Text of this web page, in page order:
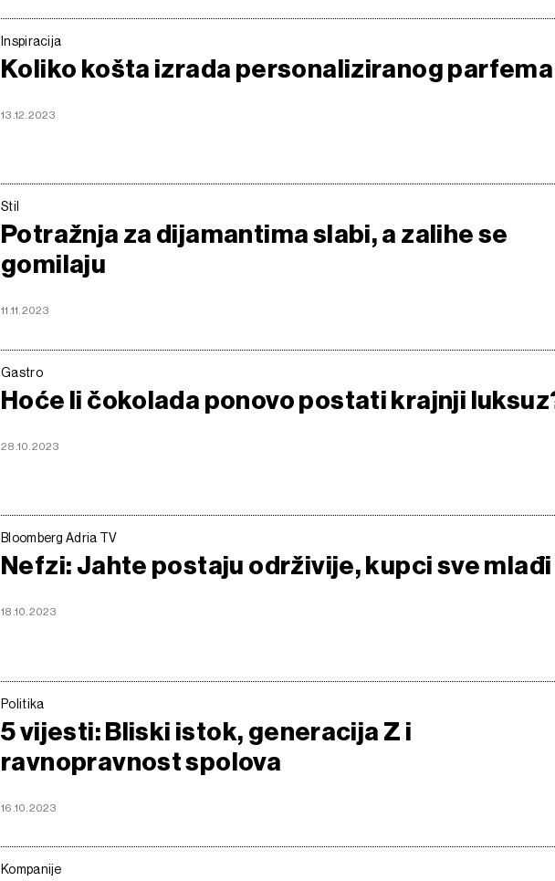
Inspiracija
Koliko košta izrada personaliziranog parfema
13.12.2023
Stil
Potražnja za dijamantima slabi, a zalihe se
gomilaju
11.11.2023
Gastro
Hoće li čokolada ponovo postati krajnji
28.10.2023
Bloomberg Adria TV
Nefzi: Jahte postaju održivije, kupci sve mlađi
18.10.2023
Politika
5 vijesti: Bliski istok, generacija Z i
ravnopravnost spolova
16.10.2023
Kompanije